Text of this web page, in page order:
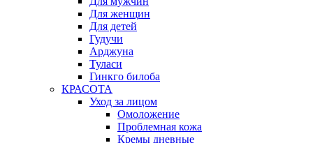
Для женщин
Для детей
Гудучи
Арджуна
Туласи
Гинкго билоба
КРАСОТА
Уход за лицом
Омоложение
Проблемная кожа
Кремы дневные